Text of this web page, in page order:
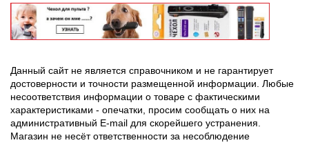
Данный сайт не является справочником и не гарантирует
достоверности и точности размещенной информации. Любые
несоответствия информации о товаре с фактическими
характеристиками - опечатки, просим сообщать о них на
административный E-mail для скорейшего устранения.
Магазин не несёт ответственности за несоблюдение